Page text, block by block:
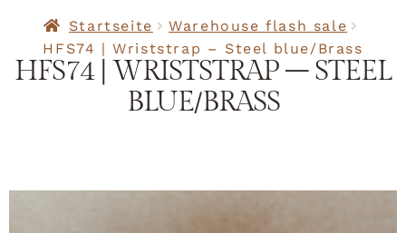
Startseite
Warehouse flash sale
HFS74 | Wriststrap – Steel blue/Brass
HFS74 | WRISTSTRAP – STEEL
BLUE/BRASS